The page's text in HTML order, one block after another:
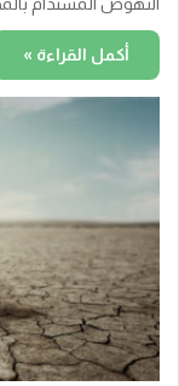
أكمل القراءة »